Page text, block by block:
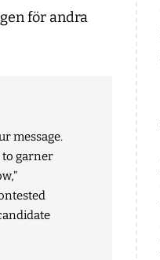
för andra
message.
to garner